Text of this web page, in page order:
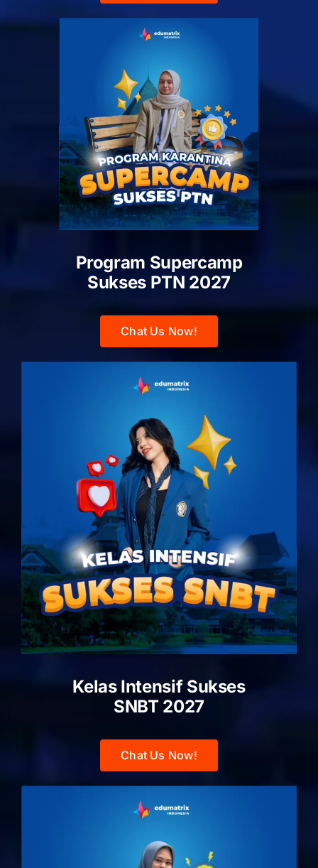
Program Supercamp
Sukses PTN 2027
Chat Us Now!
Kelas Intensif Sukses
SNBT 2027
Chat Us Now!